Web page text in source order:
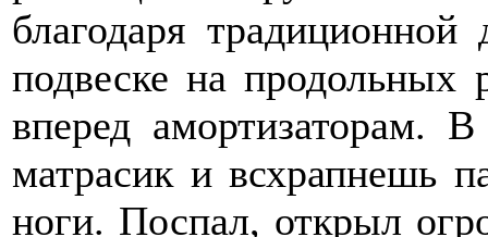
благодаря
подвеске на
вперед амортизаторам.
матрасик и всхрапнешь
ноги. Поспал, открыл